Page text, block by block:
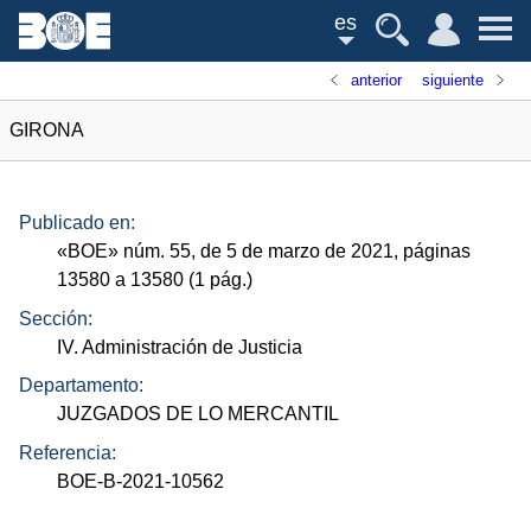
es
anterior siguiente
GIRONA
Publicado en:
«BOE» núm. 55, de 5 de marzo de 2021, páginas
13580 a 13580 (1 pág.)
Sección:
IV. Administración de Justicia
Departamento:
JUZGADOS DE LO MERCANTIL
Referencia:
BOE-B-2021-10562